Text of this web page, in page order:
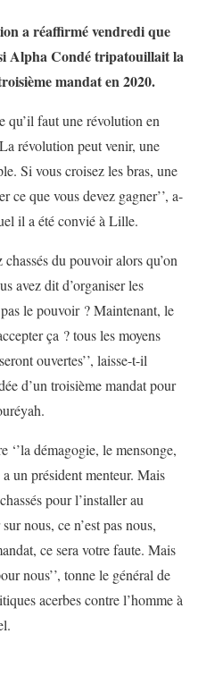
a réaffirmé vendredi que
Alpha Condé tripatouillait la
mandat en 2020.
qu’il faut une révolution en
révolution peut venir, une
Si vous croisez les bras, une
que vous devez gagner’’, a-
il a été convié à Lille.
du pouvoir alors qu’on
avez dit d’organiser les
le pouvoir ? Maintenant, le
ça ? tous les moyens
ouvertes’’, laisse-t-il
d’un troisième mandat pour
démagogie, le mensonge,
un président menteur. Mais
pour l’installer au
nous, ce n’est pas nous,
ce sera votre faute. Mais
nous’’, tonne le général de
acerbes contre l’homme à